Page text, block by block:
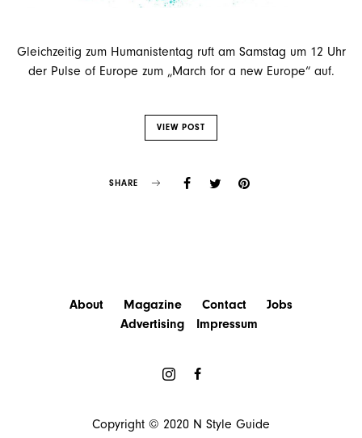
Gleichzeitig zum Humanistentag ruft am Samstag um 12 Uhr
der Pulse of Europe zum „March for a new Europe“ auf.
VIEW POST
SHARE
About Magazine Contact
Jobs
Advertising
Impressum
Copyright © 2020 N Style Guide